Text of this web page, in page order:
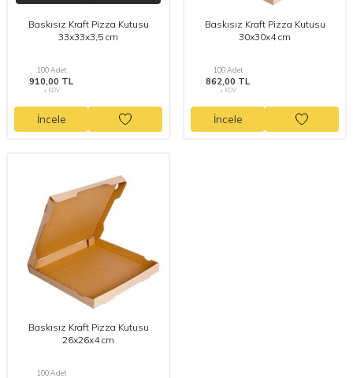
Baskısız Kraft Pizza Kutusu
33x33x3,5 cm
100 Adet
910,00 TL
+ KDV
İncele
Baskısız Kraft Pizza Kutusu
30x30x4 cm
100 Adet
862,00 TL
+ KDV
İncele
Baskısız Kraft Pizza Kutusu
26x26x4 cm
100 Adet